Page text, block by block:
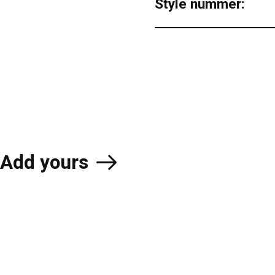
Style nummer:
Add yours